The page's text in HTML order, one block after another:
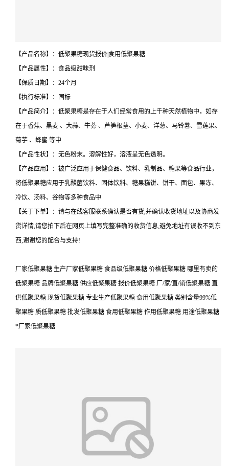
【产品名称】：低聚果糖现货报价|食用低聚果糖
【产品属性】：食品级甜味剂
【保质日期】：24个月
【执行标准】：国标
【产品简介】：低聚果糖是存在于人们经常食用的上千种天然植物中，如存
在于香蕉、黑麦 、大蒜、牛蒡 、芦笋根茎、小麦、洋葱、马铃薯、雪莲果、
菊芋 、蜂蜜 等中
【产品性状】：无色粉末。溶解性好，溶液呈无色透明。
【产品应用】：被广泛应用于保健食品、饮料、乳制品、糖果等食品行业，
将低聚果糖应用于乳酸菌饮料、固体饮料、糖果糕饼、饼干、面包、果冻、
冷饮、汤料、谷物等多种食品中
【关于下单】：请与在线客服联系确认是否有货,并确认收货地址以及协商发
货详情,请您拍下后在网页上填写完整准确的收货信息,避免地址有误收不到东
西,谢谢您的配合与支持!
厂家低聚果糖 生产厂家低聚果糖 食品级低聚果糖 价格低聚果糖 哪里有卖的
低聚果糖 品牌低聚果糖 供应低聚果糖 报价低聚果糖 厂/家/直/销低聚果糖 直
供低聚果糖 现货低聚果糖 专业生产低聚果糖 食用低聚果糖 类别含量99%低
聚果糖 质低聚果糖 批发低聚果糖 食用低聚果糖 作用低聚果糖 用途低聚果糖
*厂家低聚果糖